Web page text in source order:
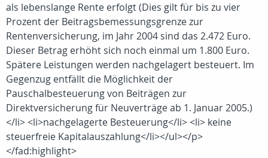
als lebenslange Rente erfolgt (Dies gilt für bis zu vier
Prozent der Beitragsbemessungsgrenze zur
Rentenversicherung, im Jahr 2004 sind das 2.472 Euro.
Dieser Betrag erhöht sich noch einmal um 1.800 Euro.
Spätere Leistungen werden nachgelagert besteuert. Im
Gegenzug entfällt die Möglichkeit der
Pauschalbesteuerung von Beiträgen zur
Direktversicherung für Neuverträge ab 1. Januar 2005.)
</li> <li>nachgelagerte Besteuerung</li> <li> keine
steuerfreie Kapitalauszahlung</li></ul></p>
</fad:highlight>